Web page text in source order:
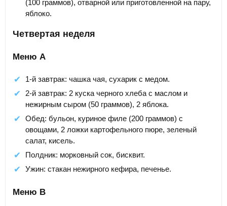
(100 граммов), отварной или приготовленной на пару,
яблоко.
Четвертая неделя
Меню А
1-й завтрак: чашка чая, сухарик с медом.
2-й завтрак: 2 куска черного хлеба с маслом и
нежирным сыром (50 граммов), 2 яблока.
Обед: бульон, куриное филе (200 граммов) с
овощами, 2 ложки картофельного пюре, зеленый
салат, кисель.
Полдник: морковный сок, бисквит.
Ужин: стакан нежирного кефира, печенье.
Меню В